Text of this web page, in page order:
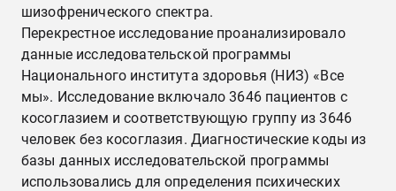
шизофренического спектра.
Перекрестное исследование проанализировало
данные исследовательской программы
Национального института здоровья (НИЗ) «Все
мы». Исследование включало 3646 пациентов с
косоглазием и соответствующую группу из 3646
человек без косоглазия. Диагностические коды из
базы данных исследовательской программы
использовались для определения психических